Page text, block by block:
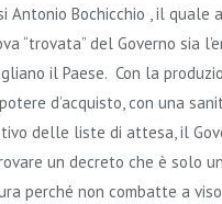
Bochicchio , il quale
“trovata” del Governo sia
il Paese. Con la
d’acquisto, con una
delle liste di attesa, il
un decreto che è solo
perché non combatte a